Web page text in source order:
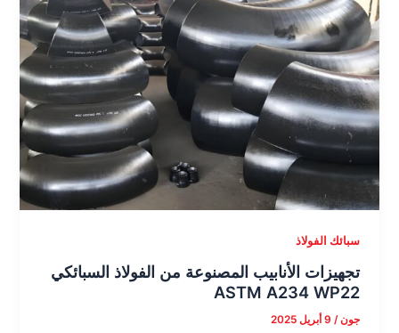
سبائك الفولاذ
تجهيزات الأنابيب المصنوعة من الفولاذ السبائكي
ASTM A234 WP22
جون/ 9 أبريل 2025